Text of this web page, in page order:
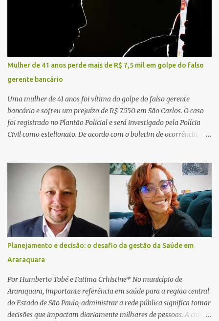
Mulher de 41 anos perde mais de R$ 7,5 mil em golpe do falso
gerente bancário
Uma mulher de 41 anos foi vítima do golpe do falso gerente
bancário e sofreu um prejuízo de R$ 7.550 em São Carlos. O caso
foi registrado no Plantão Policial e será investigado pela Polícia
Civil como estelionato. De acordo com o boletim de ocorrência, a
suspeito alegou que seria necessário atualizar o cadastro da conta
e passou a orientar a vítima sobre os procedimentos que deveriam
ser realizados. Dias depois, o golpista enviou um documento em
PDF simulando uma comunicação oficial da instituição financeira.
Na sequência, entrou em contato por telefone e encaminhou um
link, orientando a vítima a acessá-lo pelo computador para
concluir a suposta atualização cadastral. Após realizar o
procedimento, a conta bancária ficou bloqueada por algumas
horas. Sem conseguir acessar o sistema, a vítima tentou
novamente contato com o suposto gerente, mas não obteve
resposta. Na segunda-fe...
Planejamento e decisão: o desafio da gestão da Saúde em
Araraquara
Por Humberto Tobé e Fatima Crhistine* No município de
Araraquara, importante referência em saúde para a região central
do Estado de São Paulo, administrar a rede pública significa tomar
decisões que impactam diariamente milhares de pessoas. A cidade